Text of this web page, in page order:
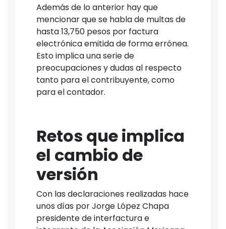
Además de lo anterior hay que
mencionar que se habla de multas de
hasta 13,750 pesos por factura
electrónica emitida de forma errónea.
Esto implica una serie de
preocupaciones y dudas al respecto
tanto para el contribuyente, como
para el contador.
Retos que implica
el cambio de
versión
Con las declaraciones realizadas hace
unos días por Jorge López Chapa
presidente de interfactura e